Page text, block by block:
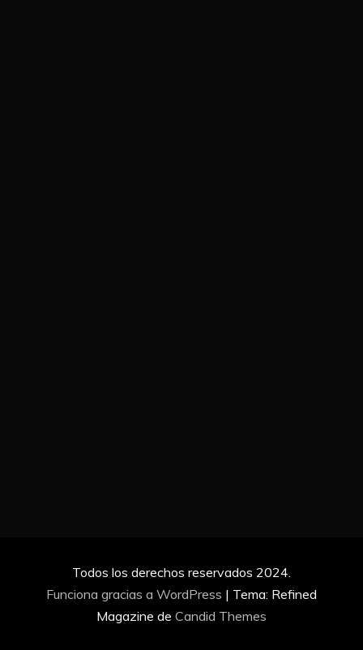
Todos los derechos reservados 2024.
Funciona gracias a WordPress | Tema: Refined
Magazine de Candid Themes